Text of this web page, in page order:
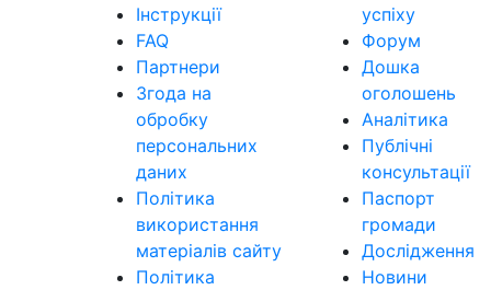
Інструкції
FAQ
Партнери
Згода на
обробку
персональних
даних
Політика
використання
матеріалів сайту
Політика
успіху
Форум
Дошка
оголошень
Аналітика
Публічні
консультації
Паспорт
громади
Дослідження
Новини